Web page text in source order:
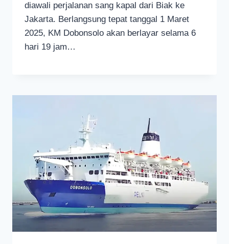
diawali perjalanan sang kapal dari Biak ke
Jakarta. Berlangsung tepat tanggal 1 Maret
2025, KM Dobonsolo akan berlayar selama 6
hari 19 jam…